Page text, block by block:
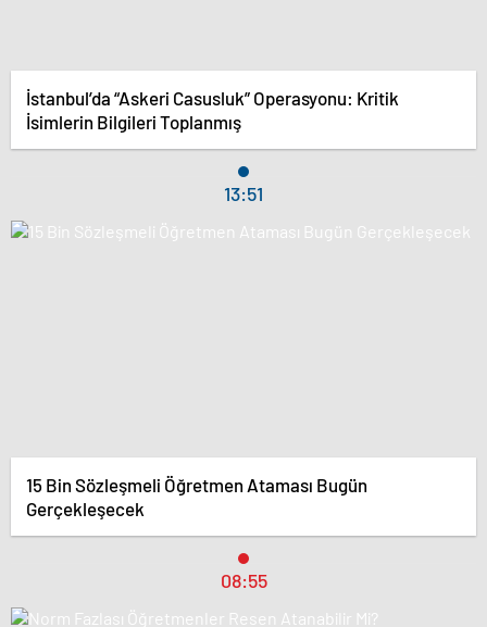
İstanbul’da “Askeri Casusluk” Operasyonu: Kritik
İsimlerin Bilgileri Toplanmış
13:51
15 Bin Sözleşmeli Öğretmen Ataması Bugün
Gerçekleşecek
08:55